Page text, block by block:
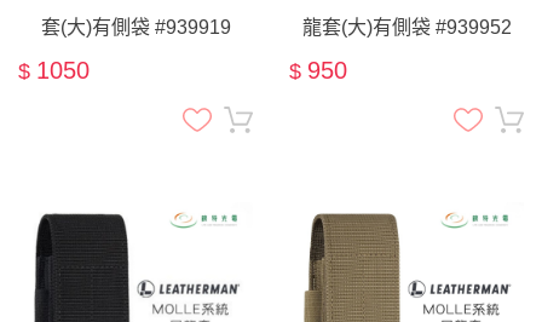
套(大)有側袋 #939919
$ 1050
龍套(大)有側袋 #939952
$ 950